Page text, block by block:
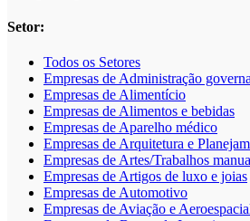
Setor:
Todos os Setores
Empresas de Administração
Empresas de Alimentício
Empresas de Alimentos e bebidas
Empresas de Aparelho médico
Empresas de Arquitetura e
Empresas de Artes/Trabalhos
Empresas de Artigos de luxo e joias
Empresas de Automotivo
Empresas de Aviação e